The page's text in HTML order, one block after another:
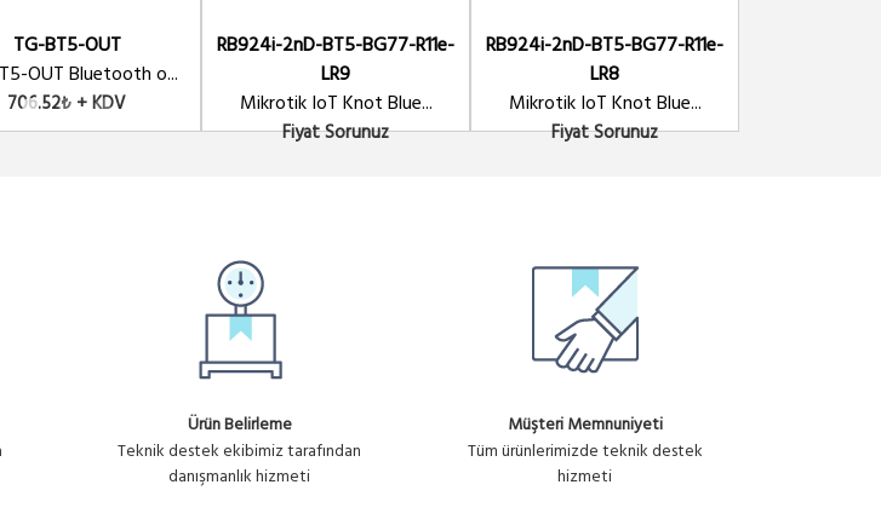
TG-BT5-OUT
OUT Bluetooth o...
706.52₺ + KDV
RB924i-2nD-BT5-BG77-R11e-
LR9
Mikrotik IoT Knot Blue...
Fiyat Sorunuz
RB924i-2nD-BT5-BG77-R11e-
LR8
Mikrotik IoT Knot Blue...
Fiyat Sorunuz
Ürün Belirleme
Teknik destek ekibimiz tarafından
danışmanlık hizmeti
Müşteri Memnuniyeti
Tüm ürünlerimizde teknik destek
hizmeti